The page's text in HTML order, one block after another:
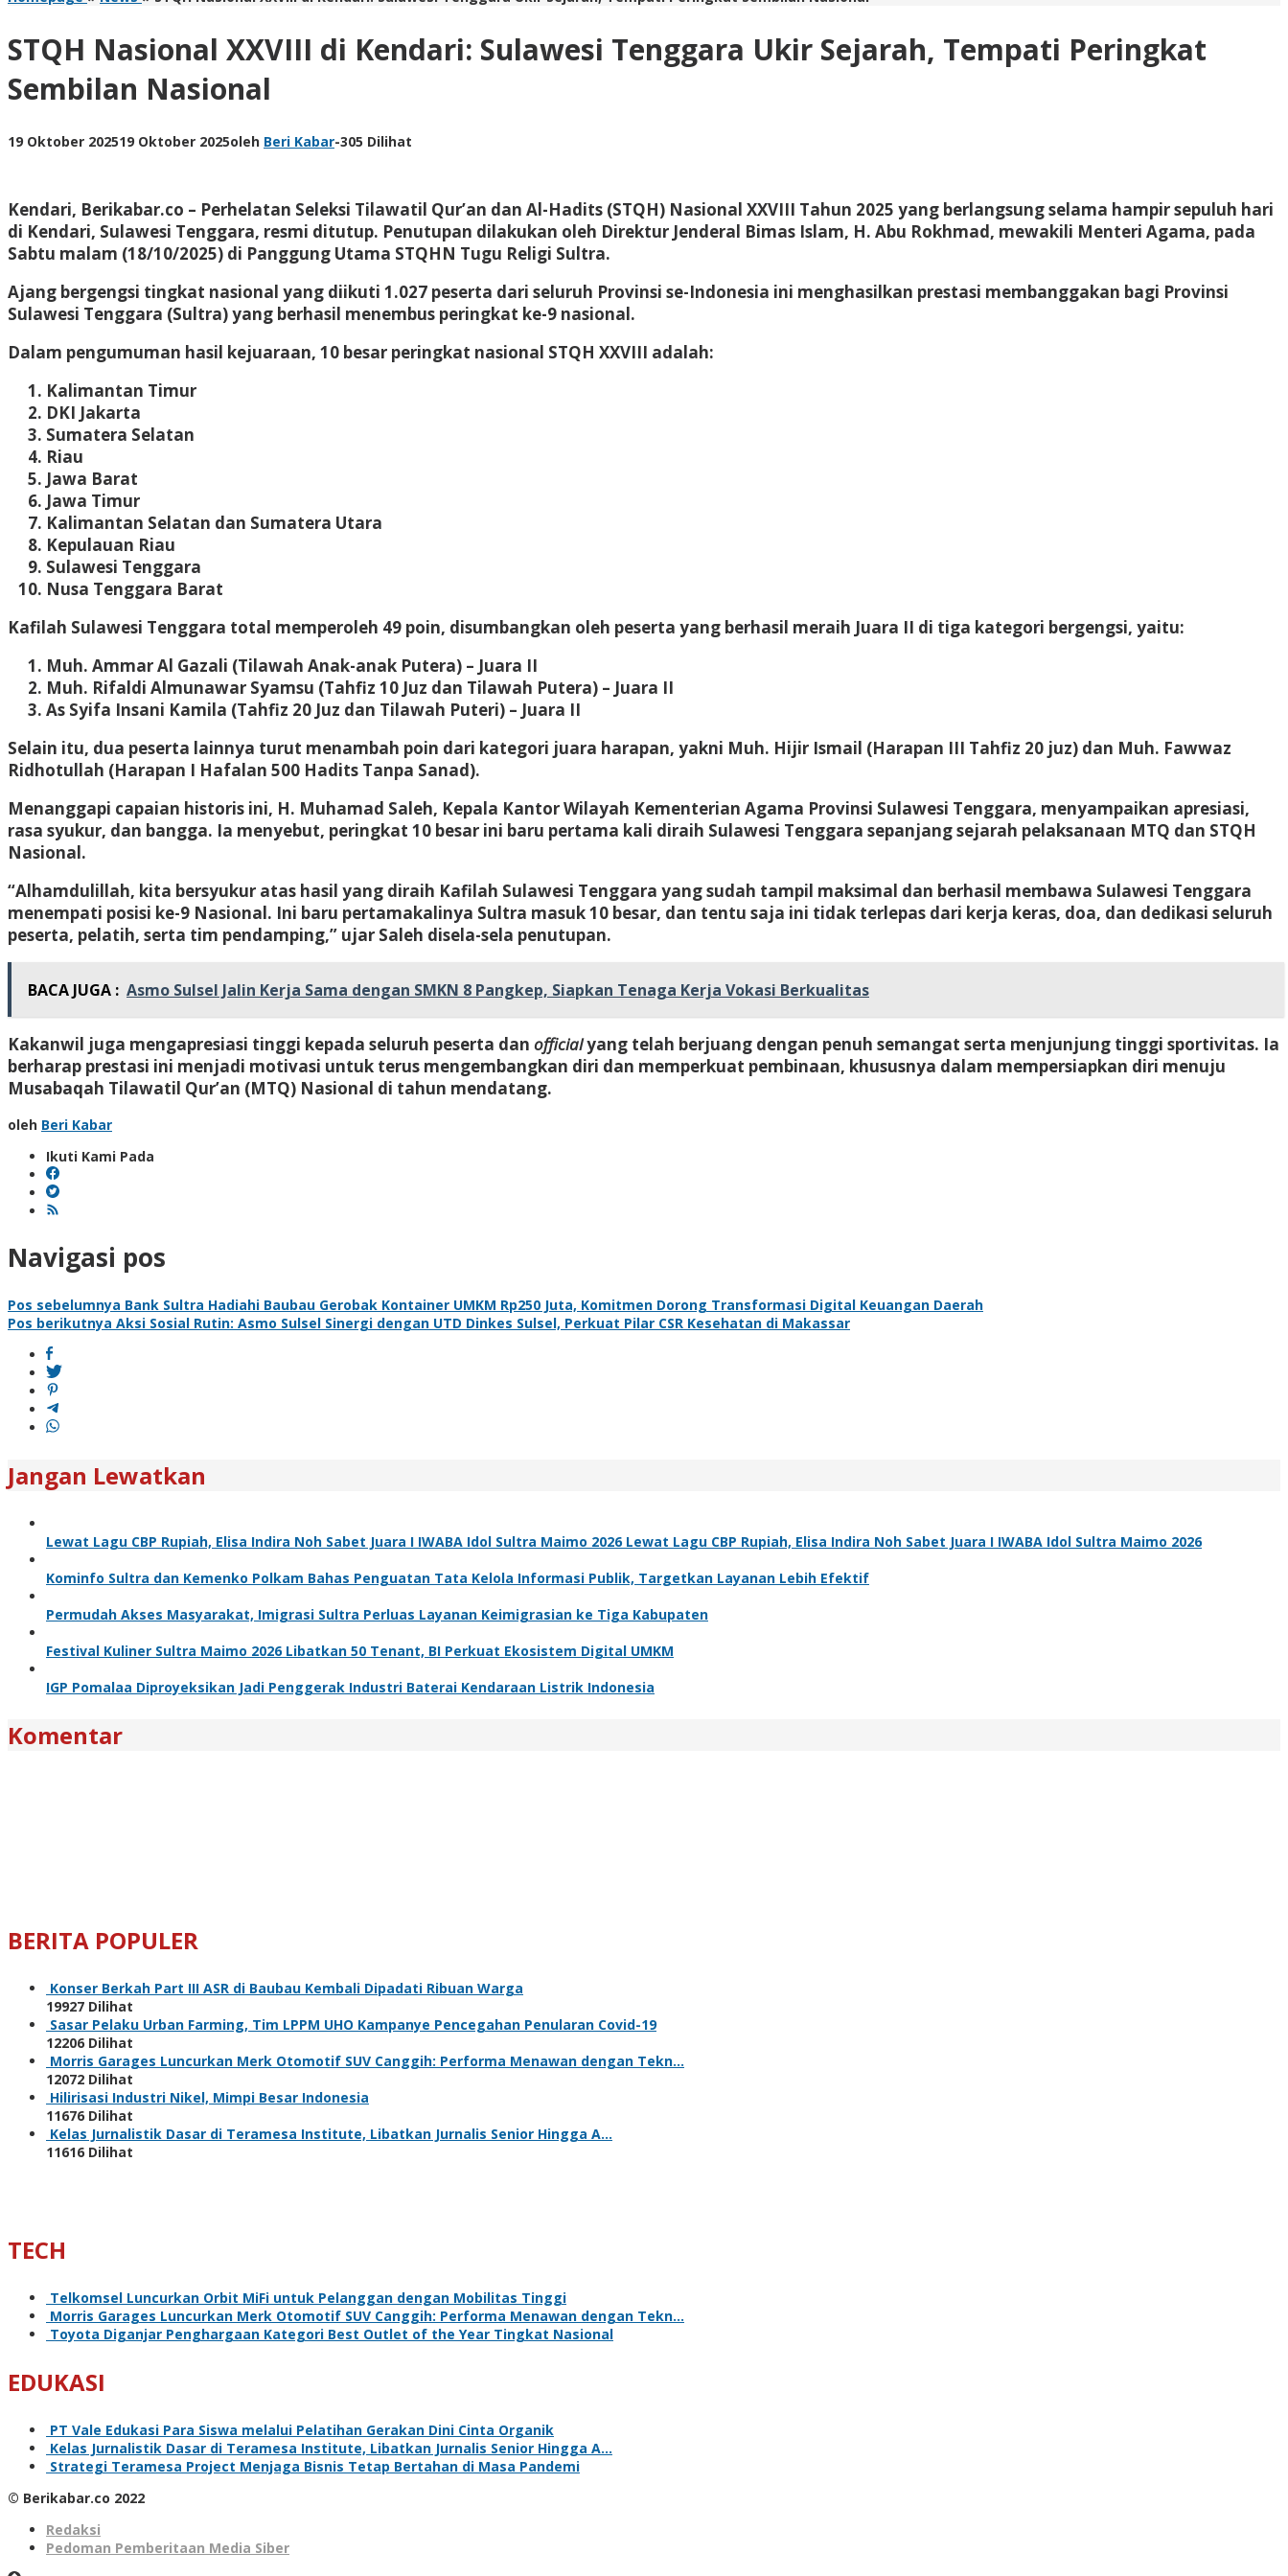
STQH Nasional XXVIII di Kendari: Sulawesi Tenggara Ukir Sejarah, Tempati Peringkat
Sembilan Nasional
19 Oktober 202519 Oktober 2025oleh Beri Kabar-305 Dilihat
Kendari, Berikabar.co – Perhelatan Seleksi Tilawatil Qur’an dan Al-Hadits (STQH) Nasional XXVIII Tahun 2025 yang berlangsung selama hampir sepuluh hari
di Kendari, Sulawesi Tenggara, resmi ditutup. Penutupan dilakukan oleh Direktur Jenderal Bimas Islam, H. Abu Rokhmad, mewakili Menteri Agama, pada
Sabtu malam (18/10/2025) di Panggung Utama STQHN Tugu Religi Sultra.
Ajang bergengsi tingkat nasional yang diikuti 1.027 peserta dari seluruh Provinsi se-Indonesia ini menghasilkan prestasi membanggakan bagi Provinsi
Sulawesi Tenggara (Sultra) yang berhasil menembus peringkat ke-9 nasional.
Dalam pengumuman hasil kejuaraan, 10 besar peringkat nasional STQH XXVIII adalah:
Kalimantan Timur
DKI Jakarta
Sumatera Selatan
Riau
Jawa Barat
Jawa Timur
Kalimantan Selatan dan Sumatera Utara
Kepulauan Riau
Sulawesi Tenggara
Nusa Tenggara Barat
Kafilah Sulawesi Tenggara total memperoleh 49 poin, disumbangkan oleh peserta yang berhasil meraih Juara II di tiga kategori bergengsi, yaitu:
Muh. Ammar Al Gazali (Tilawah Anak-anak Putera) – Juara II
Muh. Rifaldi Almunawar Syamsu (Tahfiz 10 Juz dan Tilawah Putera) – Juara II
As Syifa Insani Kamila (Tahfiz 20 Juz dan Tilawah Puteri) – Juara II
Selain itu, dua peserta lainnya turut menambah poin dari kategori juara harapan, yakni Muh. Hijir Ismail (Harapan III Tahfiz 20 juz) dan Muh. Fawwaz
Ridhotullah (Harapan I Hafalan 500 Hadits Tanpa Sanad).
Menanggapi capaian historis ini, H. Muhamad Saleh, Kepala Kantor Wilayah Kementerian Agama Provinsi Sulawesi Tenggara, menyampaikan apresiasi,
rasa syukur, dan bangga. Ia menyebut, peringkat 10 besar ini baru pertama kali diraih Sulawesi Tenggara sepanjang sejarah pelaksanaan MTQ dan STQH
Nasional.
“Alhamdulillah, kita bersyukur atas hasil yang diraih Kafilah Sulawesi Tenggara yang sudah tampil maksimal dan berhasil membawa Sulawesi Tenggara
menempati posisi ke-9 Nasional. Ini baru pertamakalinya Sultra masuk 10 besar, dan tentu saja ini tidak terlepas dari kerja keras, doa, dan dedikasi seluruh
peserta, pelatih, serta tim pendamping,” ujar Saleh disela-sela penutupan.
BACA JUGA : Asmo Sulsel Jalin Kerja Sama dengan SMKN 8 Pangkep, Siapkan Tenaga Kerja Vokasi Berkualitas
Kakanwil juga mengapresiasi tinggi kepada seluruh peserta dan officialyang telah berjuang dengan penuh semangat serta menjunjung tinggi sportivitas. Ia
berharap prestasi ini menjadi motivasi untuk terus mengembangkan diri dan memperkuat pembinaan, khususnya dalam mempersiapkan diri menuju
Musabaqah Tilawatil Qur’an (MTQ) Nasional di tahun mendatang.
oleh Beri Kabar
Ikuti Kami Pada
Navigasi pos
Pos sebelumnya Bank Sultra Hadiahi Baubau Gerobak Kontainer UMKM Rp250 Juta, Komitmen Dorong Transformasi Digital Keuangan Daerah
Pos berikutnya Aksi Sosial Rutin: Asmo Sulsel Sinergi dengan UTD Dinkes Sulsel, Perkuat Pilar CSR Kesehatan di Makassar
Jangan Lewatkan
Lewat Lagu CBP Rupiah, Elisa Indira Noh Sabet Juara I IWABA Idol Sultra Maimo 2026 Lewat Lagu CBP Rupiah, Elisa Indira Noh Sabet Juara I IWABA Idol Sultra Maimo 2026
Kominfo Sultra dan Kemenko Polkam Bahas Penguatan Tata Kelola Informasi Publik, Targetkan Layanan Lebih Efektif
Permudah Akses Masyarakat, Imigrasi Sultra Perluas Layanan Keimigrasian ke Tiga Kabupaten
Festival Kuliner Sultra Maimo 2026 Libatkan 50 Tenant, BI Perkuat Ekosistem Digital UMKM
IGP Pomalaa Diproyeksikan Jadi Penggerak Industri Baterai Kendaraan Listrik Indonesia
Komentar
BERITA POPULER
Konser Berkah Part III ASR di Baubau Kembali Dipadati Ribuan Warga
19927 Dilihat
Sasar Pelaku Urban Farming, Tim LPPM UHO Kampanye Pencegahan Penularan Covid-19
12206 Dilihat
Morris Garages Luncurkan Merk Otomotif SUV Canggih: Performa Menawan dengan Tekn…
12072 Dilihat
Hilirisasi Industri Nikel, Mimpi Besar Indonesia
11676 Dilihat
Kelas Jurnalistik Dasar di Teramesa Institute, Libatkan Jurnalis Senior Hingga A…
11616 Dilihat
TECH
Telkomsel Luncurkan Orbit MiFi untuk Pelanggan dengan Mobilitas Tinggi
Morris Garages Luncurkan Merk Otomotif SUV Canggih: Performa Menawan dengan Tekn…
Toyota Diganjar Penghargaan Kategori Best Outlet of the Year Tingkat Nasional
EDUKASI
PT Vale Edukasi Para Siswa melalui Pelatihan Gerakan Dini Cinta Organik
Kelas Jurnalistik Dasar di Teramesa Institute, Libatkan Jurnalis Senior Hingga A…
Strategi Teramesa Project Menjaga Bisnis Tetap Bertahan di Masa Pandemi
© Berikabar.co 2022
Redaksi
Pedoman Pemberitaan Media Siber